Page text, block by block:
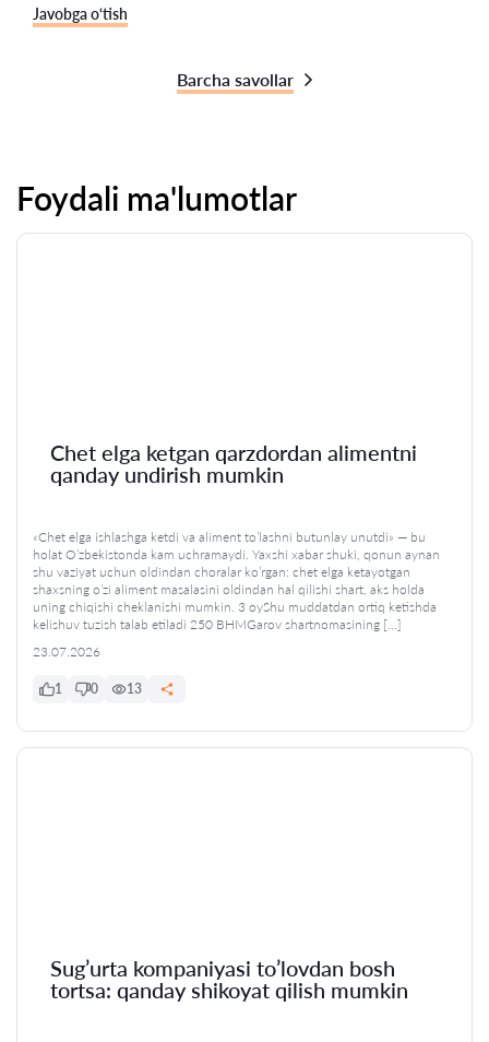
Javobga o‘tish
Barcha savollar
Foydali ma'lumotlar
Chet elga ketgan qarzdordan alimentni
qanday undirish mumkin
«Chet elga ishlashga ketdi va aliment to’lashni butunlay unutdi» — bu
holat O’zbekistonda kam uchramaydi. Yaxshi xabar shuki, qonun aynan
shu vaziyat uchun oldindan choralar ko’rgan: chet elga ketayotgan
shaxsning o’zi aliment masalasini oldindan hal qilishi shart, aks holda
uning chiqishi cheklanishi mumkin. 3 oyShu muddatdan ortiq ketishda
kelishuv tuzish talab etiladi 250 BHMGarov shartnomasining […]
23.07.2026
1 0 13
Sug’urta kompaniyasi to’lovdan bosh
tortsa: qanday shikoyat qilish mumkin